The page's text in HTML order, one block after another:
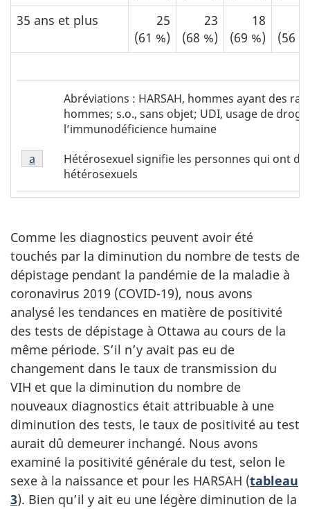
35 ans et plus
25
(61 %)
23
(68 %)
18
(69 %)
(56
Tableau
2
footnote
Abréviations
Abréviations : HARSAH, hommes ayant des
hommes; s.o., sans objet; UDI, usage de
l’immunodéficience humaine
Tableau
2
footnote
a
Hétérosexuel signifie les personnes qui ont
hétérosexuels
Return toTableau 2 footnote
a referrer
Comme les diagnostics peuvent avoir été
touchés par la diminution du nombre de tests de
dépistage pendant la pandémie de la maladie à
coronavirus 2019 (COVID-19), nous avons
analysé les tendances en matière de positivité
des tests de dépistage à Ottawa au cours de la
même période. S’il n’y avait pas eu de
changement dans le taux de transmission du
VIH et que la diminution du nombre de
nouveaux diagnostics était attribuable à une
diminution des tests, le taux de positivité au test
aurait dû demeurer inchangé. Nous avons
examiné la positivité générale du test, selon le
sexe à la naissance et pour les HARSAH (tableau
3). Bien qu’il y ait eu une légère diminution de la